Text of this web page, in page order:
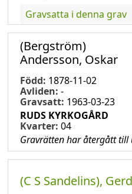
Gravsatta i denna grav
(Bergström)
Andersson, Oskar
Född: 1878-11-02
Avliden: -
Gravsatt: 1963-03-23
RUDS KYRKOGÅRD
Kvarter: 04
Gravrätten har återgått till
(C S Sandelins),